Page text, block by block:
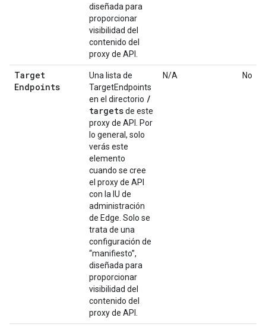
diseñada para
proporcionar
visibilidad del
contenido del
proxy de API.
Target
Endpoints
Una lista de
TargetEndpoints
en el directorio /
targetsde este
proxy de API. Por
lo general, solo
verás este
elemento
cuando se cree
el proxy de API
con la IU de
administración
de Edge. Solo se
trata de una
configuración de
“manifiesto”,
diseñada para
proporcionar
visibilidad del
contenido del
proxy de API.
N/A No